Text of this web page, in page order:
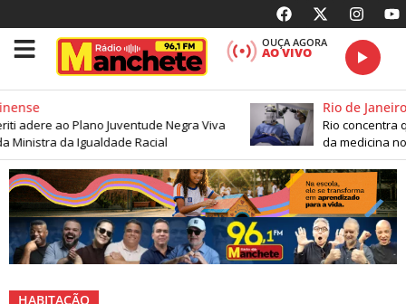
OUÇA AGORA
AO VIVO
adere ao Plano Juventude Negra Viva
da Igualdade Racial
Rio de Janeiro
Rio concentra
da medicina no
HABITAÇÃO